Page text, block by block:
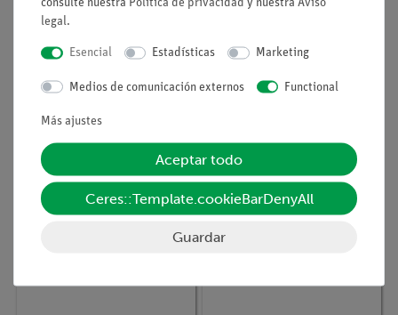
Nº de artículoP8013500
sentidos del gusto y del
Nº de artículoP6010700
consulte nuestra Política de privacidad y nuestra Aviso
legal.
Esencial Estadísticas Marketing
Medios de comunicación externos Functional
Más ajustes
Aceptar todo
Ceres::Template.cookieBarDenyAll
Guardar